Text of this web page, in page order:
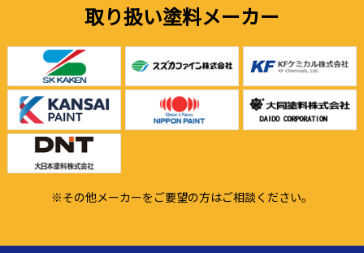
取り扱い塗料メーカー
※その他メーカーをご要望の方はご相談ください。